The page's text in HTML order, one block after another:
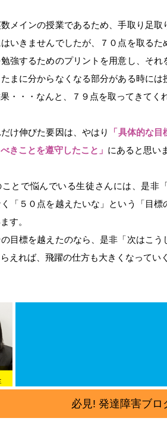
メインの授業であるため、手取り足取
いきませんでしたが、７０点を取る
強するためのプリントを用意し、そ
まに分からなくなる部分がある時に
・・・なんと、７９点を取ってきてく
け伸びた要因は、やはり 「具体的な目
きことを遵守したこと」 にあると思い
とで悩んでいる生徒さんには、是非
「５０点を越えたいな」という「目標
す。
目標を越えたのなら、是非「次はこ
えれば、飛躍の仕方も大きくなってい
必見! 発達障害ブロ